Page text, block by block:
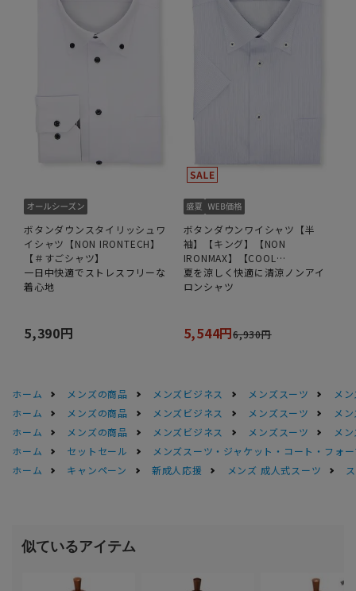
ボタンダウンスタイリッシュワ
イシャツ【NON IRONTECH】
【＃すごシャツ】
一日中快適でストレスフリーな
着心地
5,390円
ボタンダウンワイシャツ【半
袖】【キング】【NON
IRONMAX】【COOL
TECHNOLOGY】
夏を涼しく快適に清涼ノンアイ
ロンシャツ
5,544円6,930円
ホーム メンズの商品 メンズビジネス メンズスーツ
メ
ホーム
メンズの商品 メンズビジネス メンズスーツ
メ
ホーム
メンズの商品 メンズビジネス メンズスーツ
メ
ホーム
セットセール
メンズスーツ・ジャケット・コート・フォ
ホーム
キャンペーン 新成人応援 メンズ 成人式スーツ